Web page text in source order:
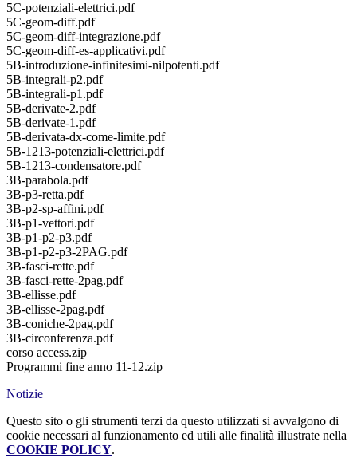
5C-potenziali-elettrici.pdf
5C-geom-diff.pdf
5C-geom-diff-integrazione.pdf
5C-geom-diff-es-applicativi.pdf
5B-introduzione-infinitesimi-nilpotenti.pdf
5B-integrali-p2.pdf
5B-integrali-p1.pdf
5B-derivate-2.pdf
5B-derivate-1.pdf
5B-derivata-dx-come-limite.pdf
5B-1213-potenziali-elettrici.pdf
5B-1213-condensatore.pdf
3B-parabola.pdf
3B-p3-retta.pdf
3B-p2-sp-affini.pdf
3B-p1-vettori.pdf
3B-p1-p2-p3.pdf
3B-p1-p2-p3-2PAG.pdf
3B-fasci-rette.pdf
3B-fasci-rette-2pag.pdf
3B-ellisse.pdf
3B-ellisse-2pag.pdf
3B-coniche-2pag.pdf
3B-circonferenza.pdf
corso access.zip
Programmi fine anno 11-12.zip
Notizie
Questo sito o gli strumenti terzi da questo utilizzati si avvalgono di
cookie necessari al funzionamento ed utili alle finalità illustrate nella
COOKIE POLICY.